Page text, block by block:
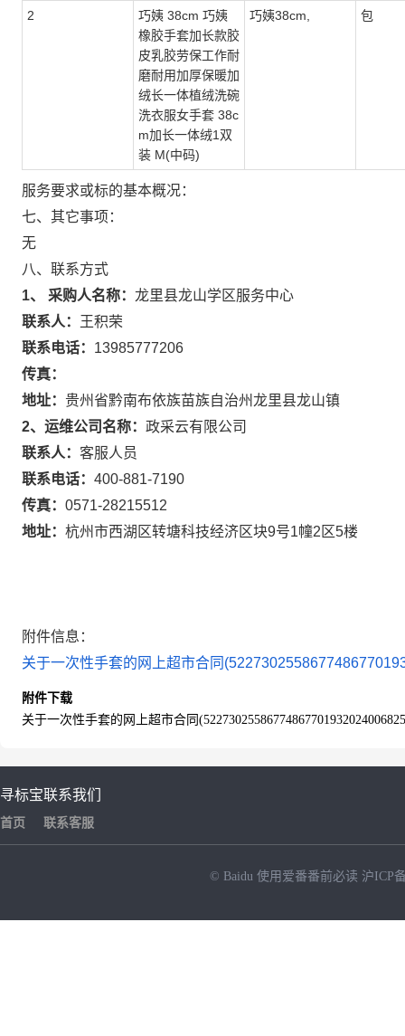
2
巧姨 38cm 巧姨
橡胶手套加长款胶
皮乳胶劳保工作耐
磨耐用加厚保暖加
绒长一体植绒洗碗
洗衣服女手套 38c
m加长一体绒1双
装 M(中码)
巧姨38cm, 包
服务要求或标的基本概况：
七、其它事项：
无
八、联系方式
1、 采购人名称： 龙里县龙山学区服务中心
联系人：
王积荣
联系电话： 13985777206
传真：
地址： 贵州省黔南布依族苗族自治州龙里县龙山镇
2、运维公司名称： 政采云有限公司
联系人： 客服人员
联系电话： 400-881-7190
传真： 0571-28215512
地址： 杭州市西湖区转塘科技经济区块9号1幢2区5楼
附件信息：
关于一次性手套的网上超市合同
附件下载
关于一次性手套的网上超市合同
寻标宝
首页
联系我们
联系客服
© Baidu 使用爱番番前必读 沪ICP